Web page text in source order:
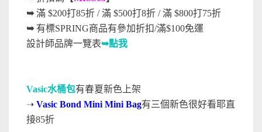
➥滿 $200打85折 / 滿 $500打8折 / 滿 $800打75折
➥ 有標SPRING商品有參加折扣/滿$100免運
設計師品牌一覽表➥點我
Vasic水桶包有春夏新色上架
➝ Vasic Bond Mini Mini Bag有三個新色很好看耶直
接85折